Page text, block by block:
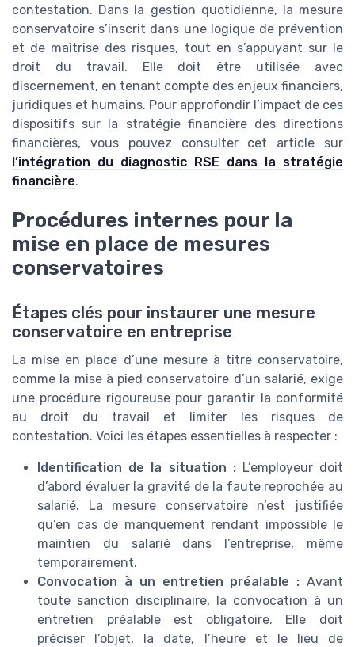
contestation. Dans la gestion quotidienne, la mesure
conservatoire s’inscrit dans une logique de prévention
et de maîtrise des risques, tout en s’appuyant sur le
droit du travail. Elle doit être utilisée avec
discernement, en tenant compte des enjeux financiers,
juridiques et humains. Pour approfondir l’impact de ces
dispositifs sur la stratégie financière des directions
financières, vous pouvez consulter cet article sur
l’intégration du diagnostic RSE dans la stratégie
financière.
Procédures internes pour la
mise en place de mesures
conservatoires
Étapes clés pour instaurer une mesure
conservatoire en entreprise
La mise en place d’une mesure à titre conservatoire,
comme la mise à pied conservatoire d’un salarié, exige
une procédure rigoureuse pour garantir la conformité
au droit du travail et limiter les risques de
contestation. Voici les étapes essentielles à respecter :
Identification de la situation :L’employeur doit
d’abord évaluer la gravité de la faute reprochée au
salarié. La mesure conservatoire n’est justifiée
qu’en cas de manquement rendant impossible le
maintien du salarié dans l’entreprise, même
temporairement.
Convocation à un entretien préalable : Avant
toute sanction disciplinaire, la convocation à un
entretien préalable est obligatoire. Elle doit
préciser l’objet, la date, l’heure et le lieu de